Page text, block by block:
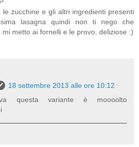
le zucchine e gli altri ingredienti presenti
lasagna quindi non ti nego che
metto ai fornelli e le provo, deliziose :)
18 settembre 2013 alle ore 10:12
questa variante è moooolto